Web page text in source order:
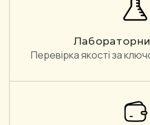
Перевірка якості за